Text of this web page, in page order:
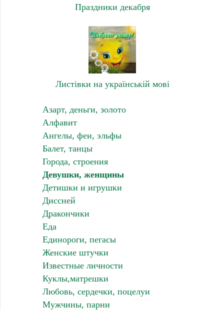
Праздники декабря
Листівки на українській мові
Азарт, деньги, золото
Алфавит
Ангелы, феи, эльфы
Балет, танцы
Города, строения
Девушки, женщины
Детишки и игрушки
Диссней
Дракончики
Еда
Единороги, пегасы
Женские штучки
Известные личности
Куклы,матрешки
Любовь, сердечки, поцелуи
Мужчины, парни